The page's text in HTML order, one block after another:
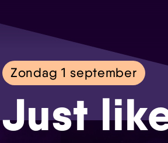
Zondag 1 september
Just